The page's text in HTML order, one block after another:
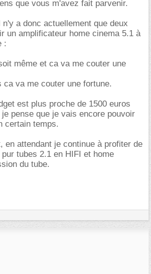
que vous m'avez fait parvenir.
a donc actuellement que deux
un amplificateur home cinema 5.1 à
:
même et ca va me couter une
ca va me couter une fortune.
est plus proche de 1500 euros
pense que je vais encore pouvoir
certain temps.
en attendant je continue à profiter de
tubes 2.1 en HIFI et home
du tube.